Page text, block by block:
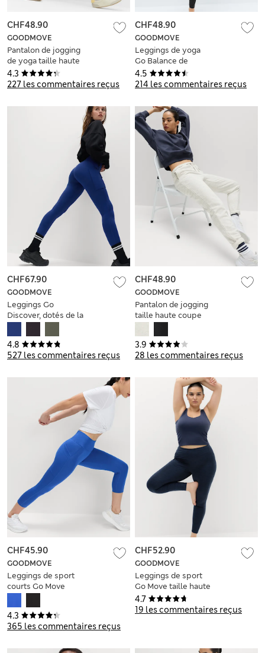
4.3
227 les commentaires reçus
GOODMOVE
Pantalon de jogging
de yoga taille haute
style sarouel
CHF48.90
4.5
214 les commentaires reçus
GOODMOVE
Leggings de yoga
Go Balance de
grossesse
CHF48.90
4.8
527 les commentaires reçus
GOODMOVE
Leggings Go
Discover, dotés de la
Stormwear™
CHF67.90
3.9
28 les commentaires reçus
GOODMOVE
Pantalon de jogging
taille haute coupe
cheville resserrée
CHF48.90
4.3
365 les commentaires reçus
GOODMOVE
Leggings de sport
courts Go Move
CHF45.90
4.7
19 les commentaires reçus
GOODMOVE
Leggings de sport
Go Move taille haute
CHF52.90